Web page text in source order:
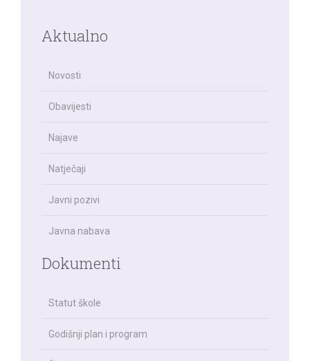
Aktualno
Novosti
Obavijesti
Najave
Natječaji
Javni pozivi
Javna nabava
Dokumenti
Statut škole
Godišnji plan i program